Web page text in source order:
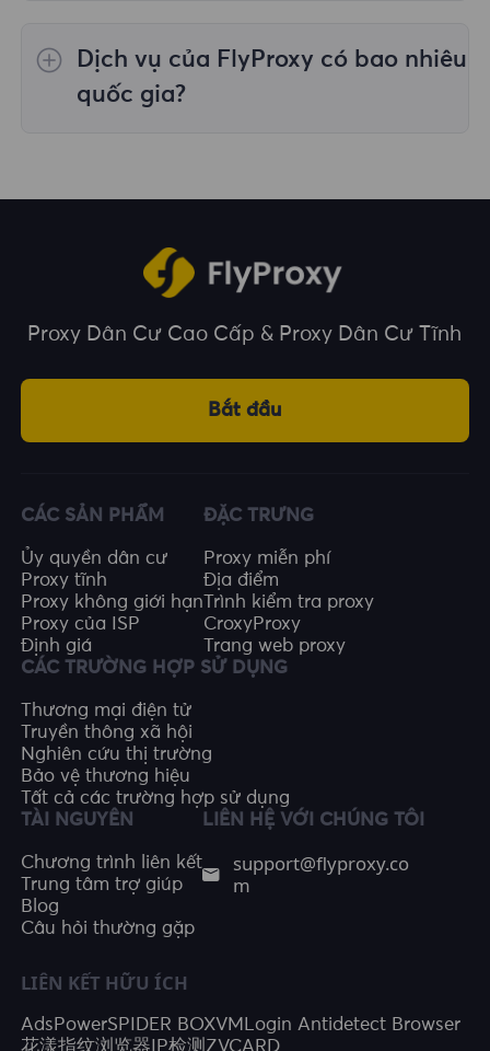
thời điểm mua.
những trường hợp bạn cần thực hiện tác vụ
trên nhiều vị trí địa lý.
Dịch vụ của FlyProxy có bao nhiêu
quốc gia?
Proxy Dân Cư Cao Cấp & Proxy Dân Cư Tĩnh
Bắt đầu
CÁC SẢN PHẨM
Ủy quyền dân cư
Proxy tĩnh
Proxy không giới hạn
Proxy của ISP
Định giá
ĐẶC TRƯNG
Proxy miễn phí
Địa điểm
Trình kiểm tra proxy
CroxyProxy
Trang web proxy
CÁC TRƯỜNG HỢP SỬ DỤNG
Thương mại điện tử
Truyền thông xã hội
Nghiên cứu thị trường
Bảo vệ thương hiệu
Tất cả các trường hợp sử dụng
TÀI NGUYÊN
Chương trình liên kết
Trung tâm trợ giúp
Blog
Câu hỏi thường gặp
LIÊN HỆ VỚI CHÚNG TÔI
support@flyproxy.co
m
LIÊN KẾT HỮU ÍCH
AdsPowerSPIDER BOXVMLogin Antidetect Browser
花漾指纹浏览器 IP检测 ZVCARD